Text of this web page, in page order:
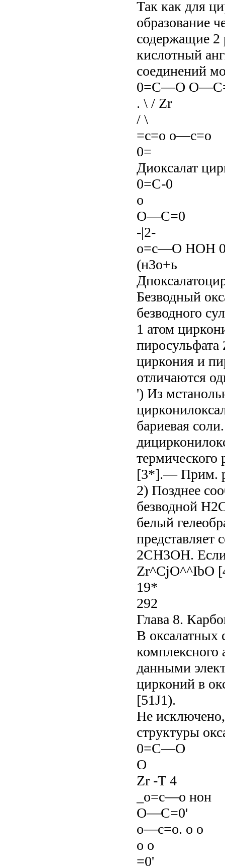
Так как для
образование
содержащие 2
кислотный
соединений
0=С—О
. \ / Zr
/ \
=с=о о—с=о
0=
Диоксалат
0=С-0
о
О—С=0
-|2-
о=с—О НОН
(н3о+ь
Безводный
безводного
1 атом
пиросульфата
циркония и
отличаются
') Из
бариевая
термического
[3*].— Прим.
2) Позднее
безводной
белый
представляет
2CH3OH.
Zr^CjO^^IbO
19*
292
Глава 8.
В оксалатных
комплексного
данными
цирконий в
[51J1).
Не исключено,
структуры
0=С—О
О
Zr -Т 4
_о=с—о нон
О—С=0'
о—с=о. о о
о о
=0'